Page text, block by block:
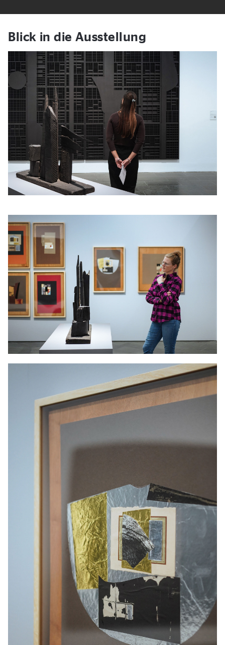
Blick in die Ausstellung